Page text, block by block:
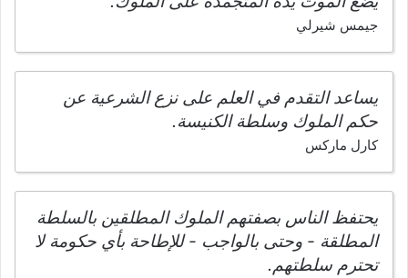
جيمس شيرلي
يساعد التقدم في العلم على نزع الشرعية عن
حكم الملوك وسلطة الكنيسة.
كارل ماركس
يحتفظ الناس بصفتهم الملوك المطلقين بالسلطة
المطلقة - وحتى بالواجب - للإطاحة بأي حكومة لا
تحترم سلطتهم.